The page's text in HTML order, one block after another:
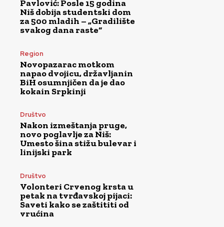
Pavlović: Posle 15 godina
Niš dobija studentski dom
za 500 mladih – „Gradilište
svakog dana raste“
Region
Novopazarac motkom
napao dvojicu, državljanin
BiH osumnjičen da je dao
kokain Srpkinji
Društvo
Nakon izmeštanja pruge,
novo poglavlje za Niš:
Umesto šina stižu bulevar i
linijski park
Društvo
Volonteri Crvenog krsta u
petak na tvrđavskoj pijaci:
Saveti kako se zaštititi od
vrućina